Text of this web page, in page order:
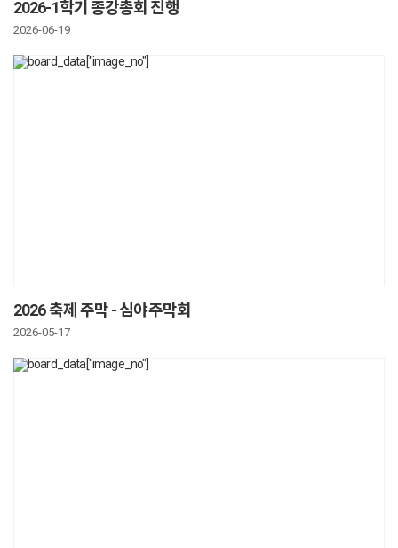
2026-1학기 종강총회 진행
2026-06-19
2026 축제 주막 - 심야주막회
2026-05-17